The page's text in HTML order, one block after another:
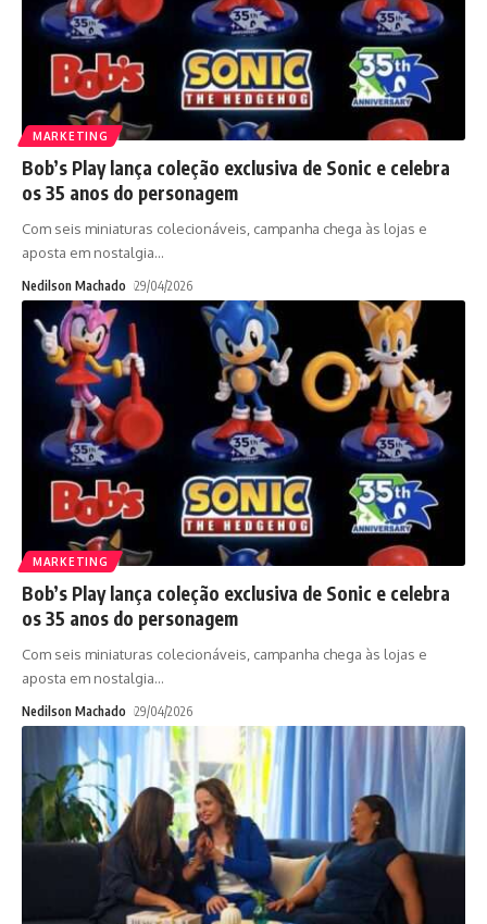
MARKETING
Bob’s Play lança coleção exclusiva de Sonic e celebra
os 35 anos do personagem
Com seis miniaturas colecionáveis, campanha chega às lojas e
aposta em nostalgia…
Nedilson Machado 29/04/2026
MARKETING
Bob’s Play lança coleção exclusiva de Sonic e celebra
os 35 anos do personagem
Com seis miniaturas colecionáveis, campanha chega às lojas e
aposta em nostalgia…
Nedilson Machado 29/04/2026